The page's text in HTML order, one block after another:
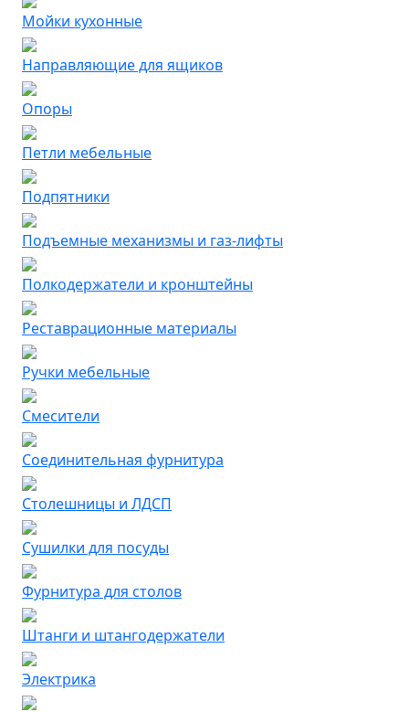
Мойки кухонные
Направляющие для ящиков
Опоры
Петли мебельные
Подпятники
Подъемные механизмы и газ-лифты
Полкодержатели и кронштейны
Реставрационные материалы
Ручки мебельные
Смесители
Соединительная фурнитура
Столешницы и ЛДСП
Сушилки для посуды
Фурнитура для столов
Штанги и штангодержатели
Электрика